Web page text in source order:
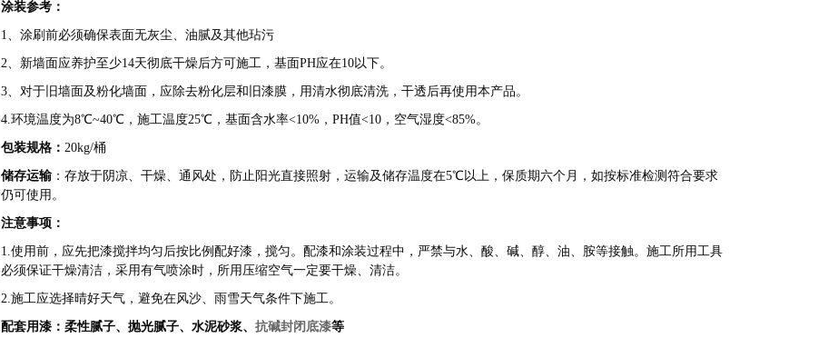
涂装参考：
1、涂刷前必须确保表面无灰尘、油腻及其他玷污
2、新墙面应养护至少14天彻底干燥后方可施工，基面PH应在10以下。
3、对于旧墙面及粉化墙面，应除去粉化层和旧漆膜，用清水彻底清洗，干透后再使用本产品。
4.环境温度为8℃~40℃，施工温度25℃，基面含水率<10%，PH值<10，空气湿度<85%。
包装规格： 20kg/桶
储存运输 ：存放于阴凉、干燥、通风处，防止阳光直接照射，运输及储存温度在5℃以上，保质期六个月，如按标准检测符合要求
仍可使用。
注意事项：
1.使用前，应先把漆搅拌均匀后按比例配好漆，搅匀。配漆和涂装过程中，严禁与水、酸、碱、醇、油、胺等接触。施工所用工具
必须保证干燥清洁，采用有气喷涂时，所用压缩空气一定要干燥、清洁。
2.施工应选择晴好天气，避免在风沙、雨雪天气条件下施工。
配套用漆：柔性腻子、抛光腻子、水泥砂浆、 抗碱封闭底漆等